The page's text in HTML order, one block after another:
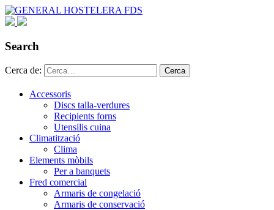
Search
Cerca de: Cerca
Accessoris
Discs talla-verdures
Recipients forns
Utensilis cuina
Climatització
Clima
Elements mòbils
Per a banquets
Fred comercial
Armaris de congelació
Armaris de conservació